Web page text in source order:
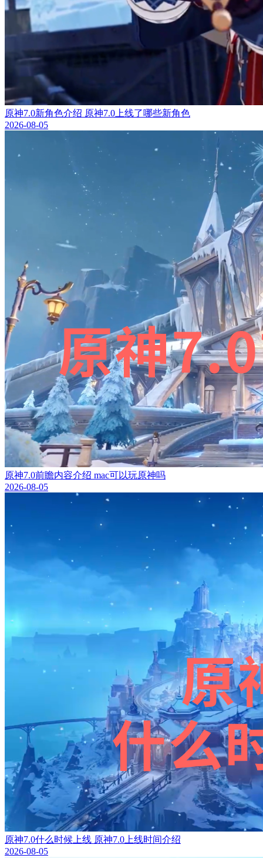
原神7.0新角色介绍 原神7.0上线了哪些新角色
2026-08-05
原神7.0前瞻内容介绍 mac可以玩原神吗
2026-08-05
原神7.0什么时候上线 原神7.0上线时间介绍
2026-08-05